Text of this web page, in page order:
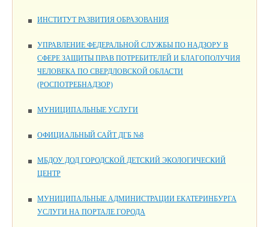
ИНСТИТУТ РАЗВИТИЯ ОБРАЗОВАНИЯ
УПРАВЛЕНИЕ ФЕДЕРАЛЬНОЙ СЛУЖБЫ ПО НАДЗОРУ В
СФЕРЕ ЗАЩИТЫ ПРАВ ПОТРЕБИТЕЛЕЙ И БЛАГОПОЛУЧИЯ
ЧЕЛОВЕКА ПО СВЕРДЛОВСКОЙ ОБЛАСТИ
(РОСПОТРЕБНАДЗОР)
МУНИЦИПАЛЬНЫЕ УСЛУГИ
ОФИЦИАЛЬНЫЙ САЙТ ДГБ №8
МБДОУ ДОД ГОРОДСКОЙ ДЕТСКИЙ ЭКОЛОГИЧЕСКИЙ
ЦЕНТР
МУНИЦИПАЛЬНЫЕ АДМИНИСТРАЦИИ ЕКАТЕРИНБУРГА
УСЛУГИ НА ПОРТАЛЕ ГОРОДА